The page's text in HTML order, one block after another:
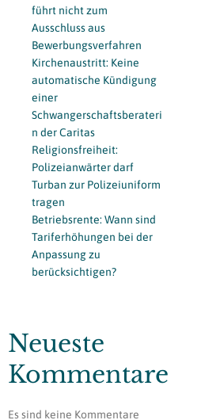
führt nicht zum
Ausschluss aus
Bewerbungsverfahren
Kirchenaustritt: Keine
automatische Kündigung
einer
Schwangerschaftsberateri
n der Caritas
Religionsfreiheit:
Polizeianwärter darf
Turban zur Polizeiuniform
tragen
Betriebsrente: Wann sind
Tariferhöhungen bei der
Anpassung zu
berücksichtigen?
Neueste
Kommentare
Es sind keine Kommentare